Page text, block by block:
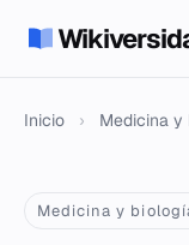
Inicio › Medicina y
Medicina y